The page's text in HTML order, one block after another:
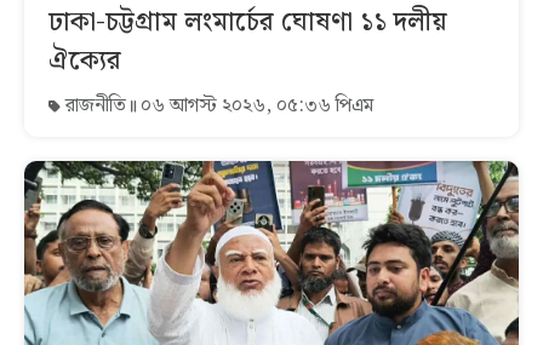
ঢাকা-চট্টগ্রাম লংমার্চের ঘোষণা ১১ দলীয়
ঐক্যের
রাজনীতি ০৬ আগস্ট ২০২৬, ০৫:৩৬ পিএম